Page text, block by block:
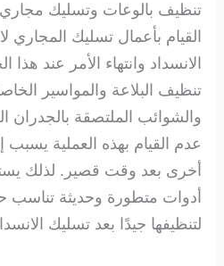
تنظيف بالوعات وتسليك مجاري
القيام بأعمال تسليك المجاري
الانسداد وانتهاء الأمر عند
تنظيف البلاعة والمواسير
والشوائب الملتصقة بالجدران
عدم القيام بهذه العملية يسبب
أخرى بعد وقت قصير. لذلك
أدوات متطورة وحديثة
لتنظيفها جيدًا بعد تسليك